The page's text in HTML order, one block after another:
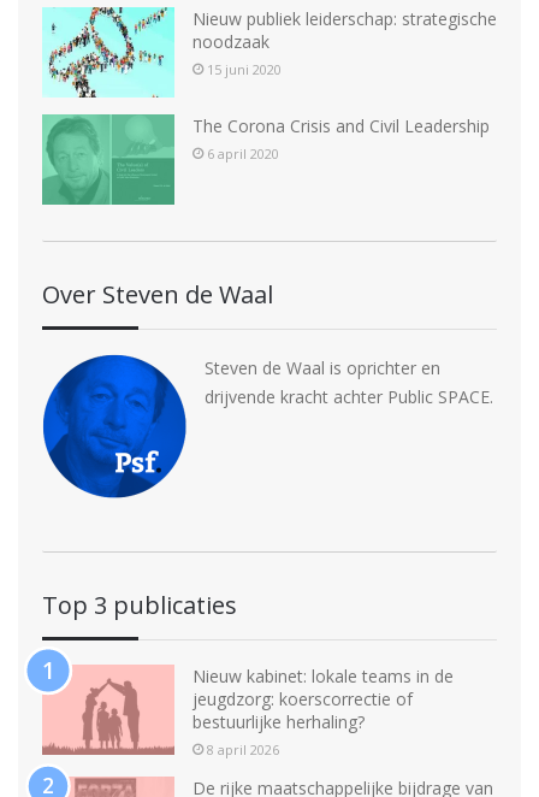
Nieuw publiek leiderschap: strategische
noodzaak
15 juni 2020
The Corona Crisis and Civil Leadership
6 april 2020
Over Steven de Waal
Steven de Waal is oprichter en
drijvende kracht achter Public SPACE.
Top 3 publicaties
Nieuw kabinet: lokale teams in de
jeugdzorg: koerscorrectie of
bestuurlijke herhaling?
8 april 2026
De rijke maatschappelijke bijdrage van